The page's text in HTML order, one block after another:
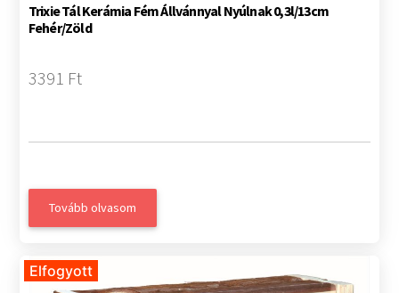
Trixie Tál Kerámia Fém Állvánnyal Nyúlnak 0,3l/13cm
Fehér/Zöld
3391 Ft
Tovább olvasom
Elfogyott